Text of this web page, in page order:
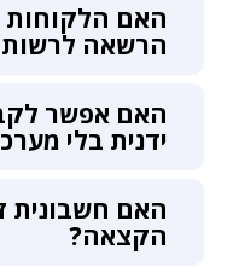
האם הלקוחות
הרשאה לרשות
האם אפשר
ידנית בלי
האם חשבונית
הקצאה?